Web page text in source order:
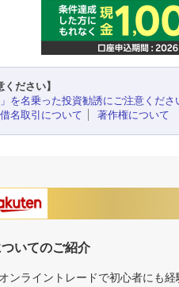
ください】
」を名乗った投資勧誘にご注意くださ
名取引について
著作権について
いてのご紹介
ンライントレードで初心者にも